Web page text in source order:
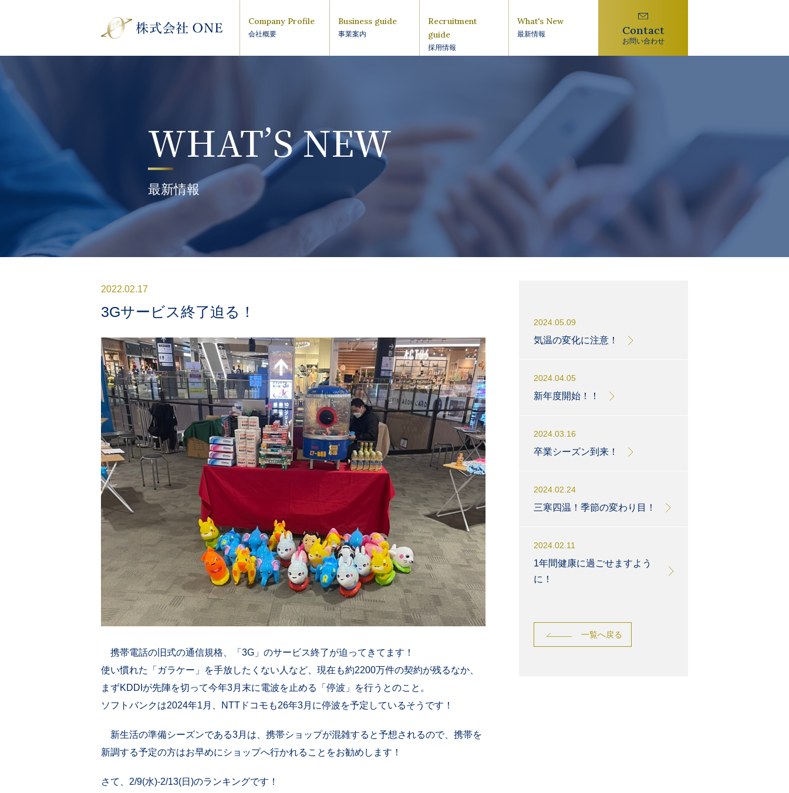
Company Profile
会社概要
Business guide
事業案内
Recruitment
guide
採用情報
What's New
最新情報 Contact
お問い合わせ
WHAT’S NEW
最新情報
2022.02.17
3Gサービス終了迫る！
携帯電話の旧式の通信規格、「3G」のサービス終了が迫ってきてます！
使い慣れた「ガラケー」を手放したくない人など、現在も約2200万件の契約が残るなか、
まずKDDIが先陣を切って今年3月末に電波を止める「停波」を行うとのこと。
ソフトバンクは2024年1月、NTTドコモも26年3月に停波を予定しているそうです！
新生活の準備シーズンである3月は、携帯ショップが混雑すると予想されるので、携帯を
新調する予定の方はお早めにショップへ行かれることをお勧めします！
さて、2/9(水)-2/13(日)のランキングです！
2024.05.09
気温の変化に注意！
2024.04.05
新年度開始！！
2024.03.16
卒業シーズン到来！
2024.02.24
三寒四温！季節の変わり目！
2024.02.11
1年間健康に過ごせますよう
に！
一覧へ戻る